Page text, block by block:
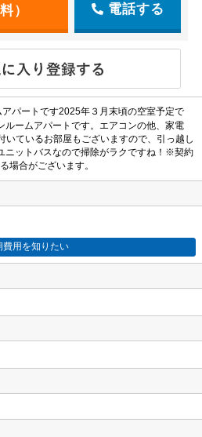
電話する
パートです2025年３月末頃の空室予定で
ルームアパートです。エアコンの他、家電
いているお部屋もございますので、引っ越し
ニットバスなので掃除がラクですね！※契約
場合がございます。
費用を知りたい